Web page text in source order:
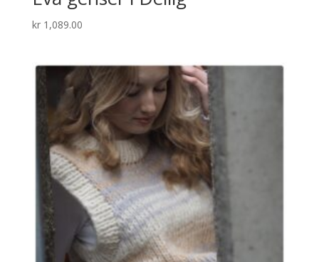
kr1,089.00